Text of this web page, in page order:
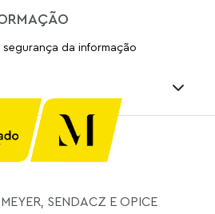
da informação
SENDACZ E OPICE